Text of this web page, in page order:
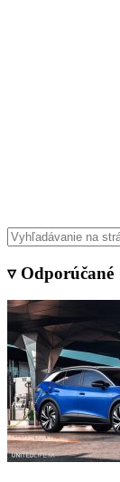
▿ Odporúčané